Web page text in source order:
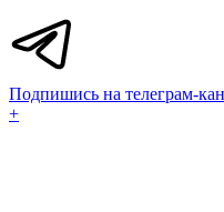
Подпишись на телеграм-
+